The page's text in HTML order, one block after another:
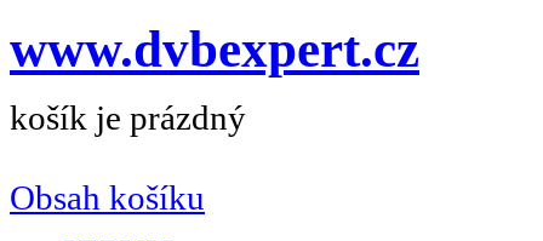
www.dvbexpert.cz
košík je prázdný
Obsah košíku